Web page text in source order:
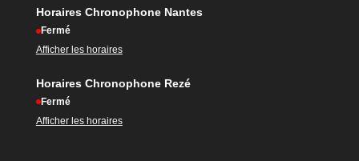
Horaires Chronophone Nantes
Fermé
Afficher les horaires
Horaires Chronophone Rezé
Fermé
Afficher les horaires